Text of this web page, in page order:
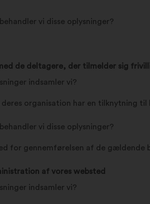
vi disse oplysninger?
de deltagere, der tilmelder sig
indsamler vi?
organisation har en tilknytning til
vi disse oplysninger?
for gennemførelsen af de gældende
af vores websted
indsamler vi?